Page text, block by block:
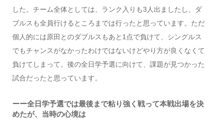
した。チーム全体としては、ランク入りも3人出ましたし、ダ
ブルスも全員行けるところまでは行ったと思っています。ただ
個人的には原田とのダブルスもあと1点で負けて、シングルス
でもチャンスがなかったわけではないけどやり方が良くなくて
負けてしまって。後の全日学予選に向けて、課題が見つかった
試合だったと思っています。
ーー全日学予選では最後まで粘り強く戦って本戦出場を決
めたが、当時の心境は